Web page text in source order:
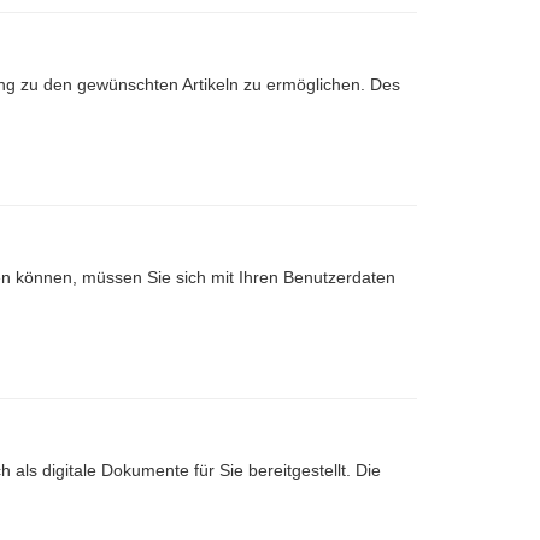
zu den gewünschten Artikeln zu ermöglichen. Des
können, müssen Sie sich mit Ihren Benutzerdaten
als digitale Dokumente für Sie bereitgestellt. Die